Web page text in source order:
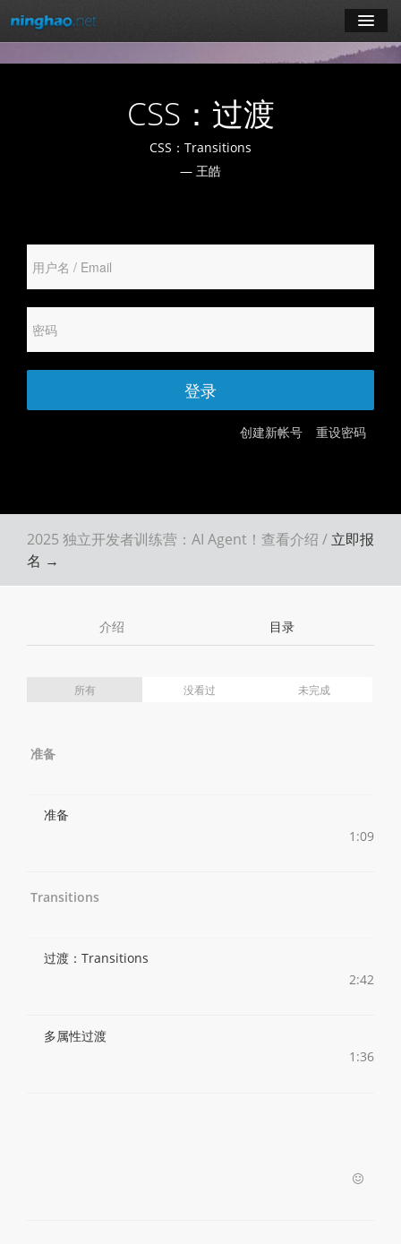
创建新帐号 重设密码
登录
CSS：过渡
CSS：Transitions
— 王皓
2025 独立开发者训练营：AI Agent！ 查看介绍 / 立即报
名 →
介绍 目录
所有 没看过 未完成
准备
准备
1:09
Transitions
过渡：Transitions
2:42
多属性过渡
1:36